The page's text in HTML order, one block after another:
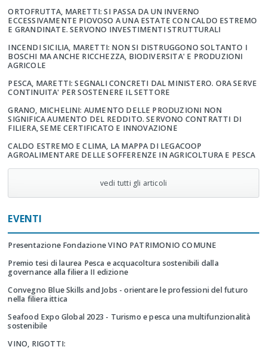
ORTOFRUTTA, MARETTI: SI PASSA DA UN INVERNO
ECCESSIVAMENTE PIOVOSO A UNA ESTATE CON CALDO ESTREMO
E GRANDINATE. SERVONO INVESTIMENTI STRUTTURALI
INCENDI SICILIA, MARETTI: NON SI DISTRUGGONO SOLTANTO I
BOSCHI MA ANCHE RICCHEZZA, BIODIVERSITA' E PRODUZIONI
AGRICOLE
PESCA, MARETTI: SEGNALI CONCRETI DAL MINISTERO. ORA SERVE
CONTINUITA' PER SOSTENERE IL SETTORE
GRANO, MICHELINI: AUMENTO DELLE PRODUZIONI NON
SIGNIFICA AUMENTO DEL REDDITO. SERVONO CONTRATTI DI
FILIERA, SEME CERTIFICATO E INNOVAZIONE
CALDO ESTREMO E CLIMA, LA MAPPA DI LEGACOOP
AGROALIMENTARE DELLE SOFFERENZE IN AGRICOLTURA E PESCA
vedi tutti gli articoli
EVENTI
Presentazione Fondazione VINO PATRIMONIO COMUNE
Premio tesi di laurea Pesca e acquacoltura sostenibili dalla
governance alla filiera II edizione
Convegno Blue Skills and Jobs - orientare le professioni del futuro
nella filiera ittica
Seafood Expo Global 2023 - Turismo e pesca una multifunzionalità
sostenibile
VINO, RIGOTTI: